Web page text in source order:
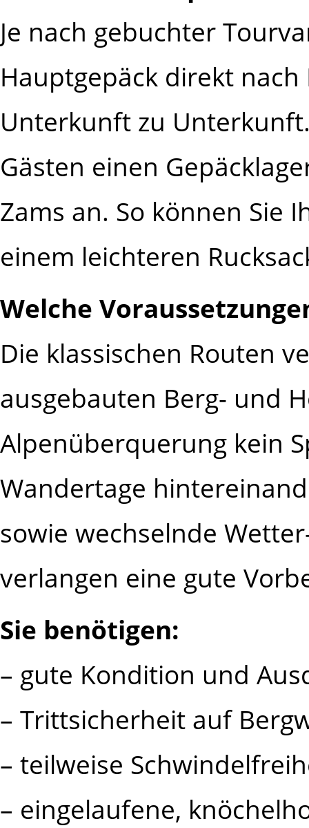
Je nach gebuchter
Hauptgepäck direkt
Unterkunft zu
Gästen einen
Zams an. So können Sie
einem leichteren
Welche
Die klassischen Routen
ausgebauten Berg- und
Alpenüberquerung kein
Wandertage
sowie wechselnde
verlangen eine gute
Sie benötigen:
– gute Kondition und
– Trittsicherheit auf
– teilweise
– eingelaufene,